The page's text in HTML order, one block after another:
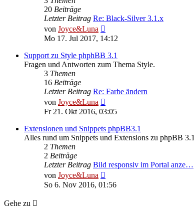
20 Beiträge
Letzter Beitrag Re: Black-Silver 3.1.x
von Joyce&Luna
Beitrag
Mo 17. Jul 2017, 14:12
Support zu Style phphBB 3.1
Fragen und Antworten zum Thema Style.
3 Themen
16 Beiträge
Letzter Beitrag Re: Farbe ändern
von Joyce&Luna
Beitrag
Fr 21. Okt 2016, 03:05
Extensionen und Snippets phpBB3.1
Alles rund um Snippets und Extensions zu phpBB 3.1
2 Themen
2 Beiträge
Letzter Beitrag Bild responsiv im Portal anze…
von Joyce&Luna
Beitrag
So 6. Nov 2016, 01:56
Gehe zu